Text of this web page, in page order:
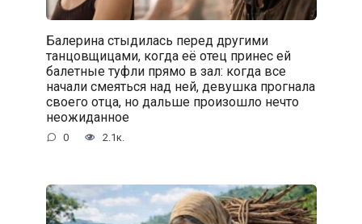
Балерина стыдилась перед другими
танцовщицами, когда её отец принес ей
балетные туфли прямо в зал: когда все
начали смеяться над ней, девушка прогнала
своего отца, но дальше произошло нечто
неожиданное
0 2.1к.